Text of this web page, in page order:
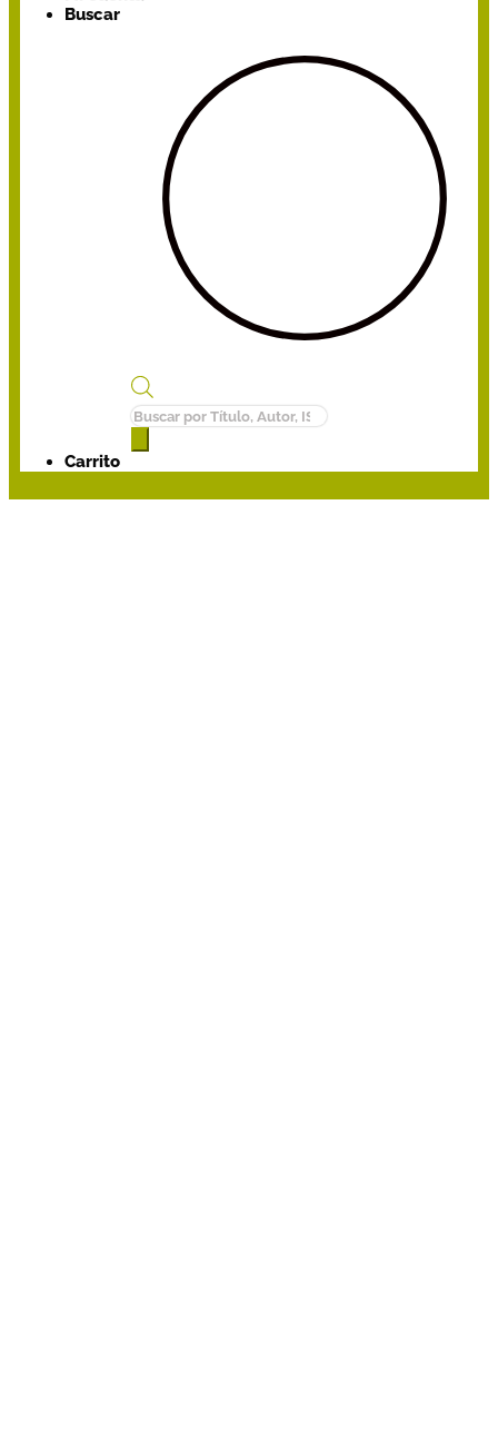
Buscar
Búsqueda
de
productos
Carrito